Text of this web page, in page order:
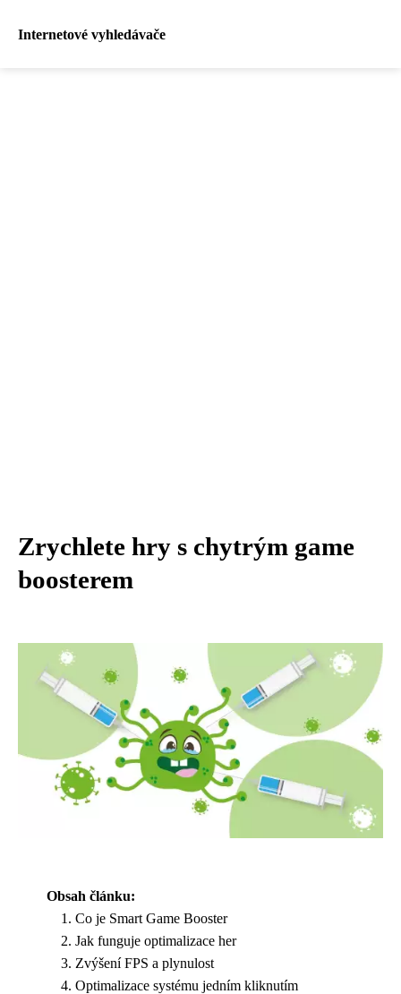
Internetové vyhledávače
Zrychlete hry s chytrým game
boosterem
Obsah článku:
Co je Smart Game Booster
Jak funguje optimalizace her
Zvýšení FPS a plynulost
Optimalizace systému jedním kliknutím